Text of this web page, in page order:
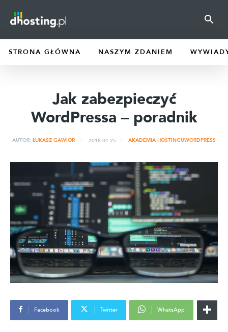
STRONA GŁÓWNA NASZYM ZDANIEM
Jak zabezpieczyć
WordPressa – poradnik
AUTOR: ŁUKASZ GAWIOR 2018-01-25 AKADEMIA HOSTINGUWORDPRESS
Facebook Twitter WhatsApp